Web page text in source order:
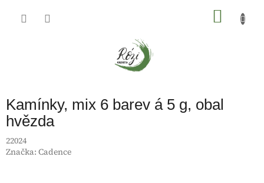
Kamínky, mix 6 barev á 5 g, obal
hvězda
22024
Značka: Cadence